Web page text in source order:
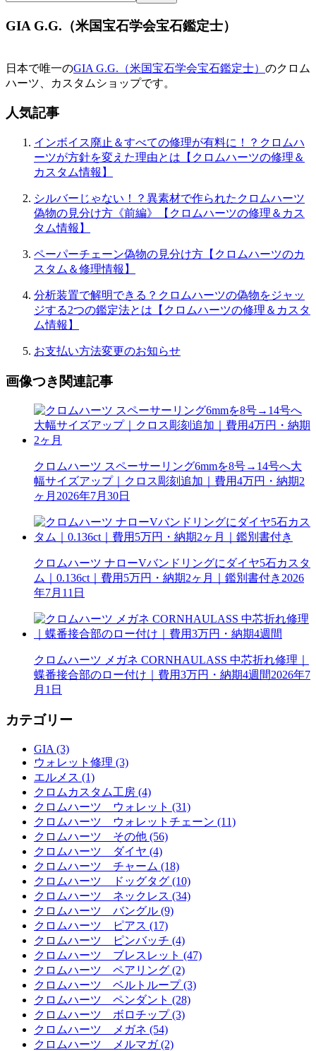
ー
シ
ン
GIA G.G.（米国宝石学会宝石鑑定士）
日本で唯一のGIA G.G.（米国宝石学会宝石鑑定士） のクロム
ハーツ、カスタムショップです。
人気記事
インボイス廃止＆すべての修理が有料に！？クロムハ
ーツが方針を変えた理由とは【クロムハーツの修理＆
カスタム情報】
シルバーじゃない！？異素材で作られたクロムハーツ
偽物の見分け方《前編》【クロムハーツの修理＆カス
タム情報】
ペーパーチェーン偽物の見分け方【クロムハーツのカ
スタム＆修理情報】
分析装置で解明できる？クロムハーツの偽物をジャッ
ジする2つの鑑定法とは【クロムハーツの修理＆カスタ
ム情報】
お支払い方法変更のお知らせ
画像つき関連記事
クロムハーツ スペーサーリング6mmを8号→14号へ大
幅サイズアップ｜クロス彫刻追加｜費用4万円・納期2
ヶ月 2026年7月30日
クロムハーツ ナローVバンドリングにダイヤ5石カスタ
ム｜0.136ct｜費用5万円・納期2ヶ月｜鑑別書付き 2026
年7月11日
クロムハーツ メガネ CORNHAULASS 中芯折れ修理｜
蝶番接合部のロー付け｜費用3万円・納期4週間2026年7
月1日
カテゴリー
GIA (3)
ウォレット修理 (3)
エルメス (1)
クロムカスタム工房 (4)
クロムハーツ ウォレット (31)
クロムハーツ ウォレットチェーン (11)
クロムハーツ その他 (56)
クロムハーツ ダイヤ (4)
クロムハーツ チャーム (18)
クロムハーツ ドッグタグ (10)
クロムハーツ ネックレス (34)
クロムハーツ バングル (9)
クロムハーツ ピアス (17)
クロムハーツ ピンバッチ (4)
クロムハーツ ブレスレット (47)
クロムハーツ ペアリング (2)
クロムハーツ ベルトループ (3)
クロムハーツ ペンダント (28)
クロムハーツ ボロチップ (3)
クロムハーツ メガネ (54)
クロムハーツ メルマガ (2)